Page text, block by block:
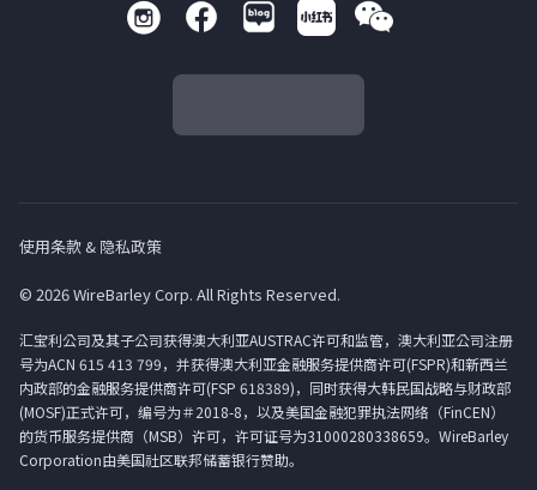
使用条款 & 隐私政策
© 2026 WireBarley Corp. All Rights Reserved.
汇宝利公司及其子公司获得澳大利亚AUSTRAC许可和监管，澳大利亚公司注册
号为ACN 615 413 799，并获得澳大利亚金融服务提供商许可(FSPR)和新西兰
内政部的金融服务提供商许可(FSP 618389)，同时获得大韩民国战略与财政部
(MOSF)正式许可，编号为＃2018-8，以及美国金融犯罪执法网络（FinCEN）
的货币服务提供商（MSB）许可，许可证号为31000280338659。WireBarley
Corporation由美国社区联邦储蓄银行赞助。